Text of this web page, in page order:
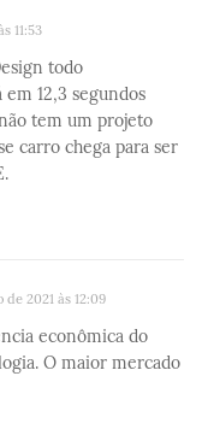
11:53
todo
12,3 segundos
tem um projeto
carro chega para ser
2021 às 12:09
econômica do
O maior mercado